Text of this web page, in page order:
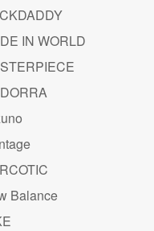
IN WORLD
Balance